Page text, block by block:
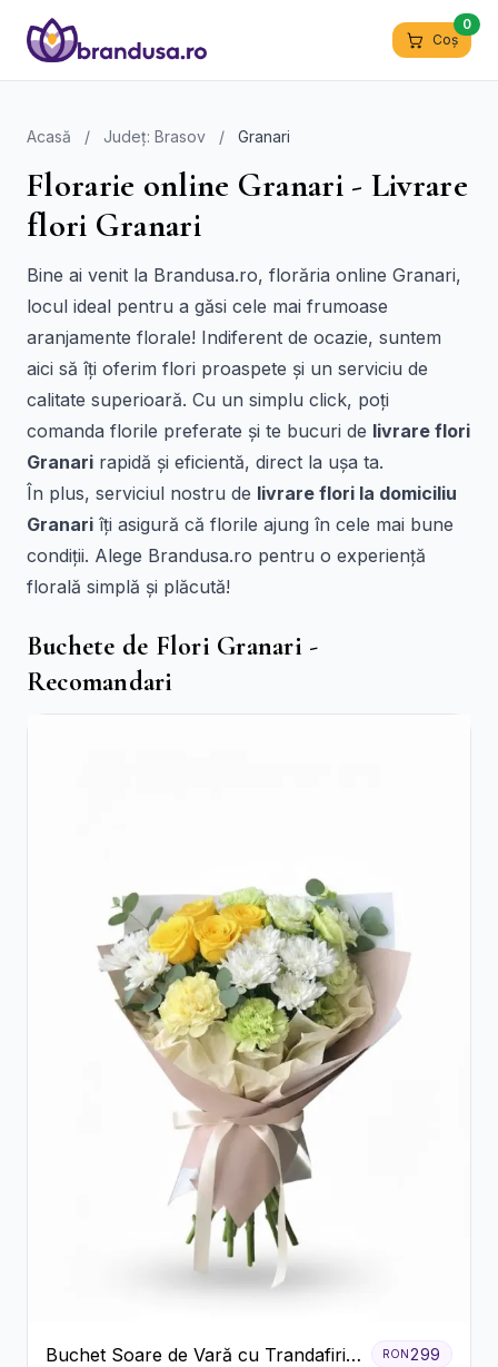
Coș
0
Acasă / Județ: Brasov / Granari
Florarie online Granari - Livrare
flori Granari
Bine ai venit la Brandusa.ro, florăria online Granari,
locul ideal pentru a găsi cele mai frumoase
aranjamente florale! Indiferent de ocazie, suntem
aici să îți oferim flori proaspete și un serviciu de
calitate superioară. Cu un simplu click, poți
comanda florile preferate și te bucuri de livrare flori
Granari rapidă și eficientă, direct la ușa ta.
În plus, serviciul nostru de livrare flori la domiciliu
Granari îți asigură că florile ajung în cele mai bune
condiții. Alege Brandusa.ro pentru o experiență
florală simplă și plăcută!
Buchete de Flori Granari -
Recomandari
Buchet Soare de Vară cu Trandafiri
RON299